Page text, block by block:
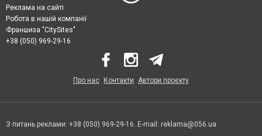
Реклама на сайті
Робота в нашій компанії
Франшиза "CitySites"
+38 (050) 969-29-16
Про нас Контакти Автори проєкту
З питань реклами: +38 (050) 969-29-16. E-mail: reklama@056.ua